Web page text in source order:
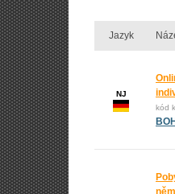
Jazyk
NJ
kód